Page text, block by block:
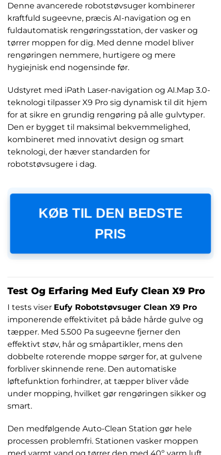
Denne avancerede robotstøvsuger kombinerer
kraftfuld sugeevne, præcis AI-navigation og en
fuldautomatisk rengøringsstation, der vasker og
tørrer moppen for dig. Med denne model bliver
rengøringen nemmere, hurtigere og mere
hygiejnisk end nogensinde før.
Udstyret med iPath Laser-navigation og AI.Map 3.0-
teknologi tilpasser X9 Pro sig dynamisk til dit hjem
for at sikre en grundig rengøring på alle gulvtyper.
Den er bygget til maksimal bekvemmelighed,
kombineret med innovativt design og smart
teknologi, der hæver standarden for
robotstøvsugere i dag.
KØB TIL DEN BEDSTE
PRIS
Test Og Erfaring Med Eufy Clean X9 Pro
I tests viser Eufy Robotstøvsuger Clean X9 Pro
imponerende effektivitet på både hårde gulve og
tæpper. Med 5.500 Pa sugeevne fjerner den
effektivt støv, hår og småpartikler, mens den
dobbelte roterende moppe sørger for, at gulvene
forbliver skinnende rene. Den automatiske
løftefunktion forhindrer, at tæpper bliver våde
under mopping, hvilket gør rengøringen sikker og
smart.
Den medfølgende Auto-Clean Station gør hele
processen problemfri. Stationen vasker moppen